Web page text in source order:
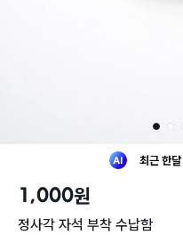
1 2
최근 한달
1,000원
정사각 자석 부착 수납함